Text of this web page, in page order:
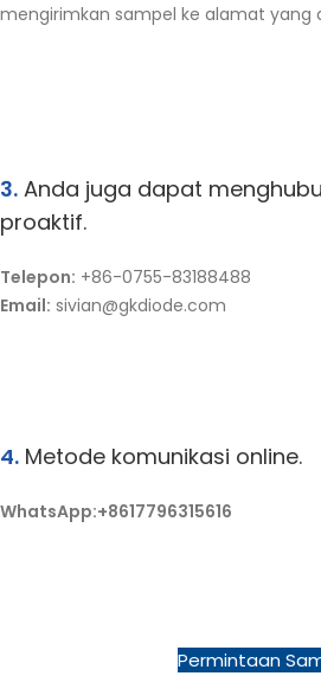
mengirimkan sampel ke alamat yang
3. Anda juga dapat
proaktif.
Telepon: +86-0755-83188488
Email: sivian@gkdiode.com
4. Metode komunikasi online.
WhatsApp:+8617796315616
Permintaan